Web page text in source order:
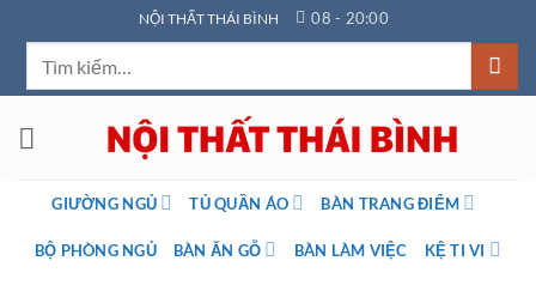
qua
dung
NỘI THẤT THÁI BÌNH 08 - 20:00
GIƯỜNG NGỦ TỦ QUẦN ÁO BÀN TRANG ĐIỂM
BỘ PHÒNG NGỦ BÀN ĂN GỖ BÀN LÀM VIỆC KỆ TI VI